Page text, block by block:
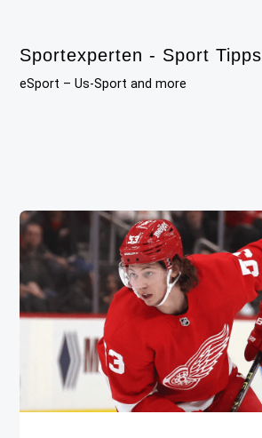
content
Sportexperten - Sport Tipps
eSport – Us-Sport and more